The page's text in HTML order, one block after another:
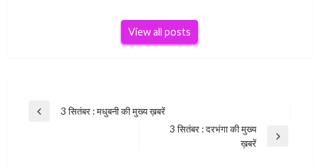
View all posts
Post
Previous
3 सितंबर : मधुबनी की मुख्य ख़बरें
3 सितंबर : दरभंगा की मुख्य
ख़बरें